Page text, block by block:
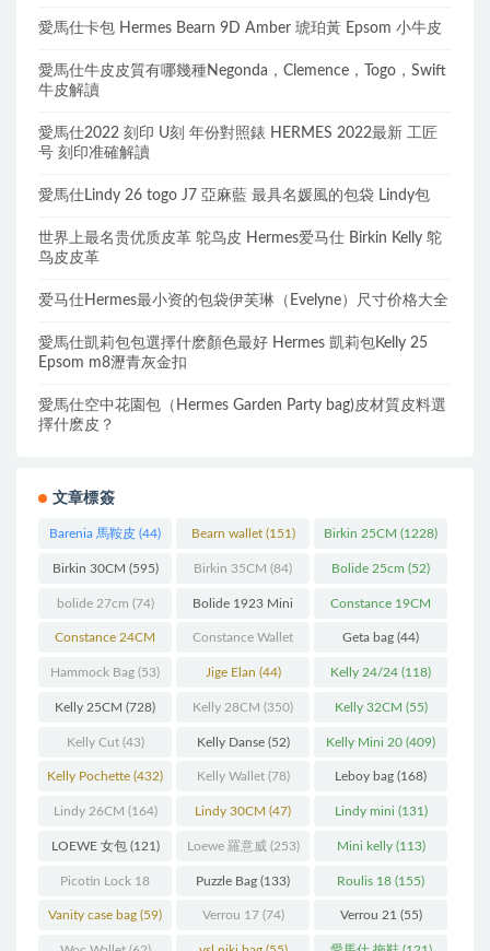
愛馬仕卡包 Hermes Bearn 9D Amber 琥珀黃 Epsom 小牛皮
愛馬仕牛皮皮質有哪幾種Negonda，Clemence，Togo，Swift
牛皮解讀
愛馬仕2022 刻印 U刻 年份對照錶 HERMES 2022最新 工匠
号 刻印准確解讀
愛馬仕Lindy 26 togo J7 亞麻藍 最具名媛風的包袋 Lindy包
世界上最名贵优质皮革 鸵鸟皮 Hermes爱马仕 Birkin Kelly 鸵
鸟皮皮革
爱马仕Hermes最小资的包袋伊芙琳（Evelyne）尺寸价格大全
愛馬仕凱莉包包選擇什麽顏色最好 Hermes 凱莉包Kelly 25
Epsom m8瀝青灰金扣
愛馬仕空中花園包（Hermes Garden Party bag)皮材質皮料選
擇什麽皮？
文章標簽
Barenia 馬鞍皮 (44) Bearn wallet(151) Birkin 25CM (1228)
Birkin 30CM (595) Birkin 35CM (84) Bolide 25cm (52)
bolide 27cm (74) Bolide 1923 Mini
(93)
Constance 19CM
(571)
Constance 24CM
(216)
Constance Wallet
(60)
Geta bag (44)
Hammock Bag (53) Jige Elan (44) Kelly 24/24 (118)
Kelly 25CM (728) Kelly 28CM (350) Kelly 32CM (55)
Kelly Cut(43) Kelly Danse(52) Kelly Mini 20 (409)
Kelly Pochette (432) Kelly Wallet(78) Leboy bag (168)
Lindy 26CM (164) Lindy 30CM (47) Lindy mini (131)
LOEWE 女包(121) Loewe 羅意威(253) Mini kelly(113)
Picotin Lock 18
(202)
Puzzle Bag (133) Roulis 18 (155)
Vanity case bag (59) Verrou 17(74) Verrou 21 (55)